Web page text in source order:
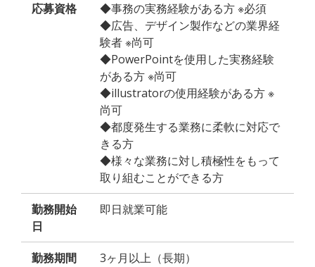
応募資格
◆事務の実務経験がある方 ※必須
◆広告、デザイン製作などの業界経
験者 ※尚可
◆PowerPointを使用した実務経験
がある方 ※尚可
◆illustratorの使用経験がある方 ※
尚可
◆都度発生する業務に柔軟に対応で
きる方
◆様々な業務に対し積極性をもって
取り組むことができる方
勤務開始
日
即日就業可能
勤務期間 3ヶ月以上（長期）